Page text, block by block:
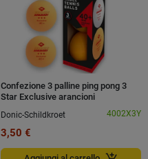
Confezione 3 palline ping pong 3
Star Exclusive arancioni
Donic-Schildkroet
4002X3Y
3,50 €